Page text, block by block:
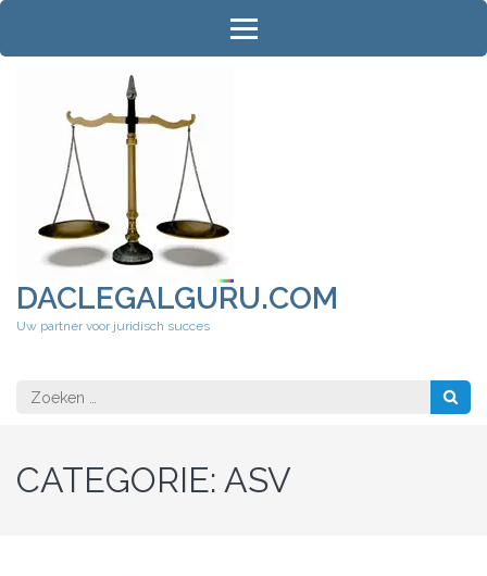
Ga
inhoud
DACLEGALGURU.COM
Uw partner voor juridisch succes
Zoeken
naar:
CATEGORIE: ASV